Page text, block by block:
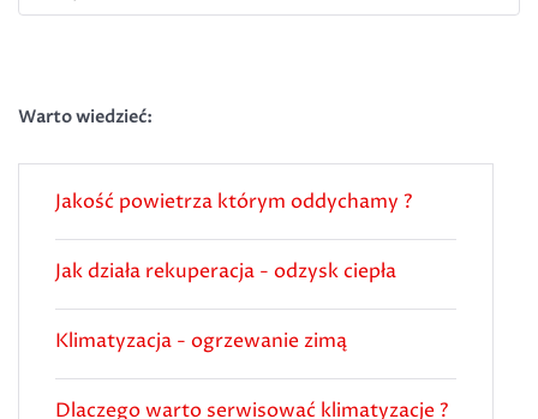
Warto wiedzieć:
Jakość powietrza którym oddychamy ?
Jak działa rekuperacja - odzysk ciepła
Klimatyzacja - ogrzewanie zimą
Dlaczego warto serwisować klimatyzacje ?